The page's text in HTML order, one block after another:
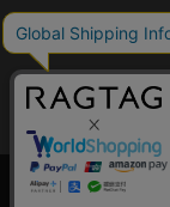
デザイナー